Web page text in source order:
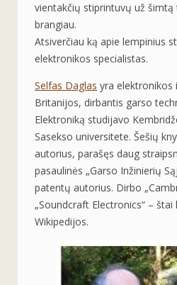
vientakčių stiprintuvų už
brangiau.
Atsiverčiau ką apie lempinius
elektronikos specialistas.
Selfas Daglas yra elektronikos
Britanijos, dirbantis garso
Elektroniką studijavo
Sasekso universitete. Šešių
autorius, parašęs daug
pasaulinės „Garso Inžinierių
patentų autorius. Dirbo
„Soundcraft Electronics“ –
Wikipedijos.